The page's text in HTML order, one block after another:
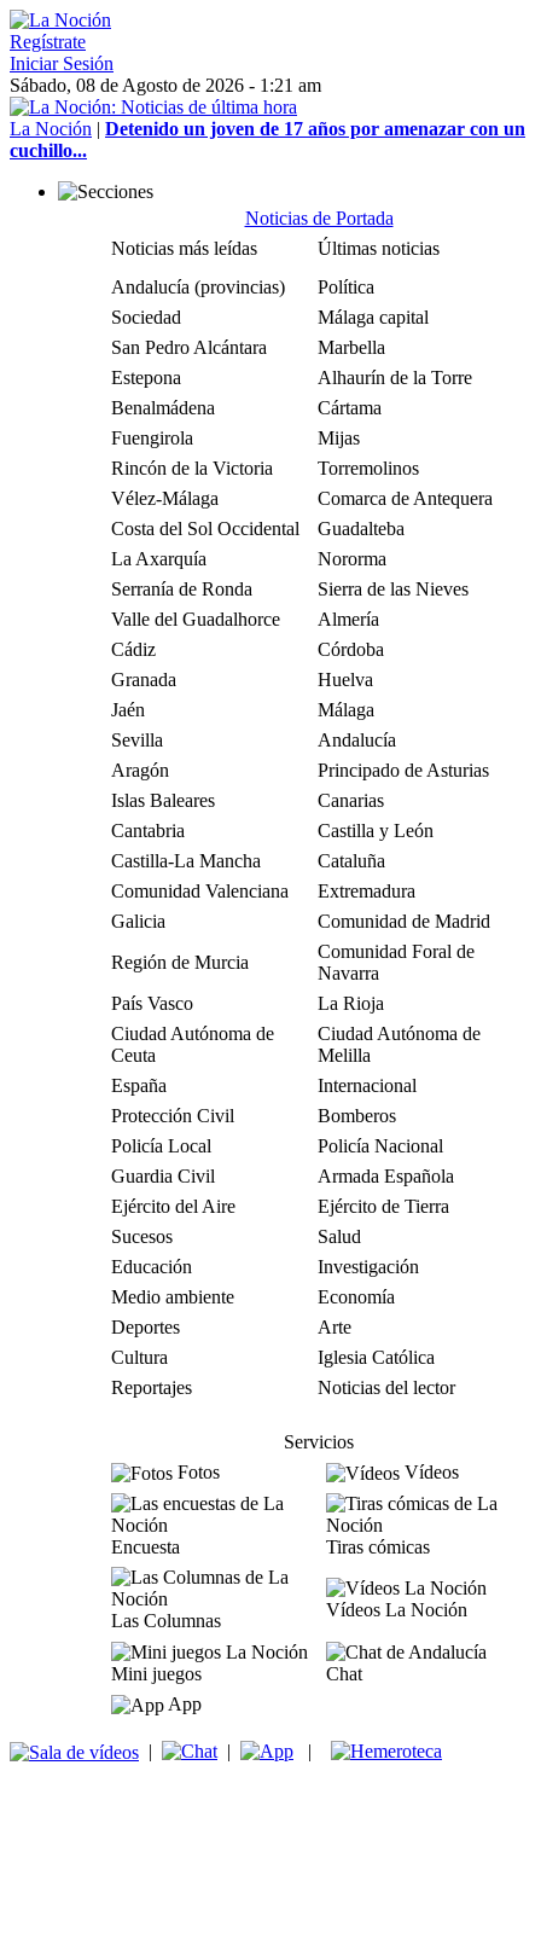
Regístrate
Iniciar Sesión
Sábado, 08 de Agosto de 2026 - 1:21 am
La Noción | Detenido un joven de 17 años por amenazar con un
cuchillo...
Noticias de Portada
Noticias más leídas
Últimas noticias
Andalucía (provincias)
Política
Sociedad
Málaga capital
San Pedro Alcántara
Marbella
Estepona
Alhaurín de la Torre
Benalmádena
Cártama
Fuengirola
Mijas
Rincón de la Victoria
Torremolinos
Vélez-Málaga
Comarca de Antequera
Costa del Sol Occidental
Guadalteba
La Axarquía
Nororma
Serranía de Ronda
Sierra de las Nieves
Valle del Guadalhorce
Almería
Cádiz
Córdoba
Granada
Huelva
Jaén
Málaga
Sevilla
Andalucía
Aragón
Principado de Asturias
Islas Baleares
Canarias
Cantabria
Castilla y León
Castilla-La Mancha
Cataluña
Comunidad Valenciana
Extremadura
Galicia
Comunidad de Madrid
Región de Murcia
Comunidad Foral de
Navarra
País Vasco
La Rioja
Ciudad Autónoma de
Ceuta
Ciudad Autónoma de
Melilla
España
Internacional
Protección Civil
Bomberos
Policía Local
Policía Nacional
Guardia Civil
Armada Española
Ejército del Aire
Ejército de Tierra
Sucesos
Salud
Educación
Investigación
Medio ambiente
Economía
Deportes
Arte
Cultura
Iglesia Católica
Reportajes
Noticias del lector
Servicios
Fotos
Vídeos
Encuesta Tiras cómicas
Las Columnas
Vídeos La Noción
Mini juegos
Chat
App
| | |